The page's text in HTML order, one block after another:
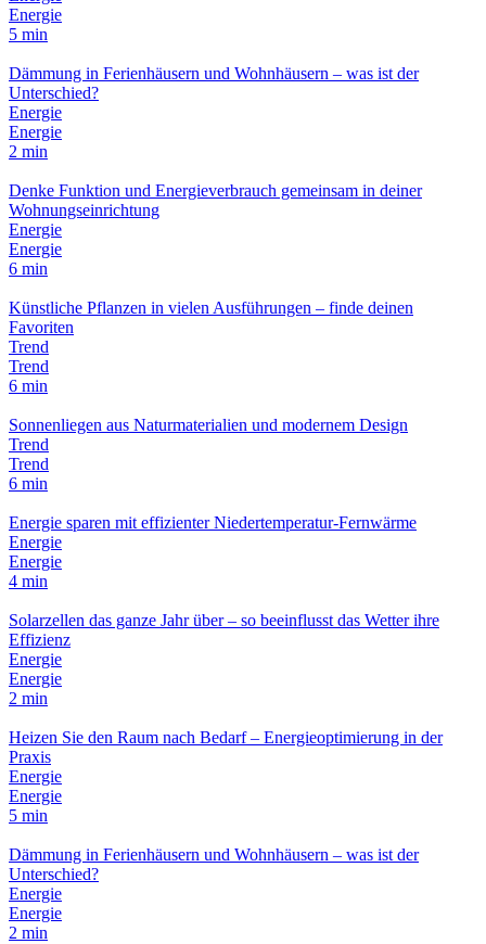
Energie
5 min
Dämmung in Ferienhäusern und Wohnhäusern – was ist der
Unterschied?
Energie
Energie
2 min
Denke Funktion und Energieverbrauch gemeinsam in deiner
Wohnungseinrichtung
Energie
Energie
6 min
Künstliche Pflanzen in vielen Ausführungen – finde deinen
Favoriten
Trend
Trend
6 min
Sonnenliegen aus Naturmaterialien und modernem Design
Trend
Trend
6 min
Energie sparen mit effizienter Niedertemperatur-Fernwärme
Energie
Energie
4 min
Solarzellen das ganze Jahr über – so beeinflusst das Wetter ihre
Effizienz
Energie
Energie
2 min
Heizen Sie den Raum nach Bedarf – Energieoptimierung in der
Praxis
Energie
Energie
5 min
Dämmung in Ferienhäusern und Wohnhäusern – was ist der
Unterschied?
Energie
Energie
2 min